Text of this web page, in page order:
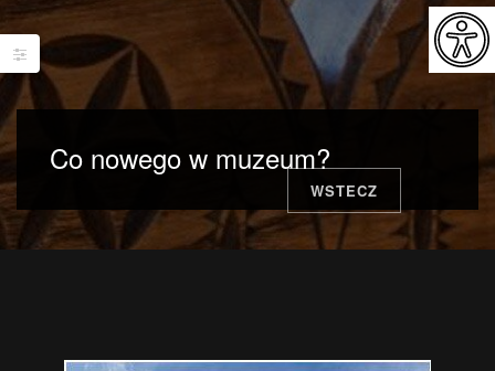
FRANÇAIS
ITALIANO
日本語
Co nowego w muzeum?
WSTECZ